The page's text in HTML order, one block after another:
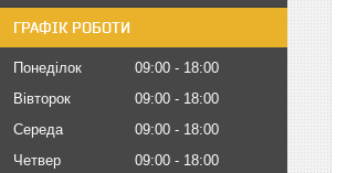
ГРАФІК РОБОТИ
Понеділок 09:00
18:00
Вівторок
09:00
18:00
Середа
09:00
18:00
Четвер
09:00
18:00